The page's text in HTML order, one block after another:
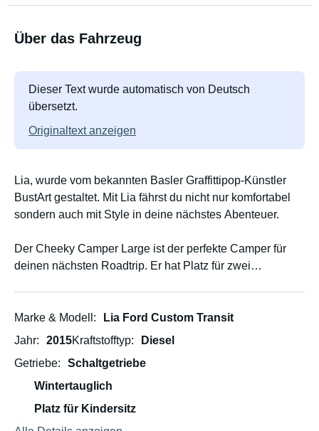
Über das Fahrzeug
Dieser Text wurde automatisch von Deutsch
übersetzt.
Originaltext anzeigen
Lia, wurde vom bekannten Basler Graffittipop-Künstler
BustArt gestaltet. Mit Lia fährst du nicht nur komfortabel
sondern auch mit Style in deine nächstes Abenteuer.
Der Cheeky Camper Large ist der perfekte Camper für
deinen nächsten Roadtrip. Er hat Platz für zwei
Auto, was dir viel Stauraum bietet, um all deine Sachen
für einen unvergesslichen Roadtrip zu verstauen. Also
die perfekte Alternative. Die Herstellung aus 95%
recycelten Materialien macht ihn einzigartig und bietet
eine nachhaltige Alternative zu den herkömmlichen
Marke & Modell
Lia Ford Custom Transit
Jahr
2015Kraftstofftyp
Diesel
Getriebe
Schaltgetriebe
Wintertauglich
Platz für Kindersitz